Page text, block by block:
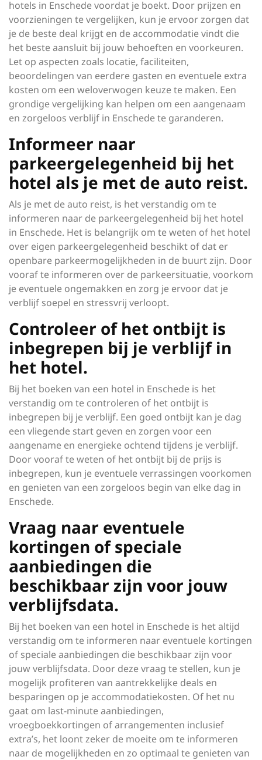
hotels in Enschede voordat je boekt. Door prijzen en
voorzieningen te vergelijken, kun je ervoor zorgen dat
je de beste deal krijgt en de accommodatie vindt die
het beste aansluit bij jouw behoeften en voorkeuren.
Let op aspecten zoals locatie, faciliteiten,
beoordelingen van eerdere gasten en eventuele extra
kosten om een weloverwogen keuze te maken. Een
grondige vergelijking kan helpen om een aangenaam
en zorgeloos verblijf in Enschede te garanderen.
Informeer naar
parkeergelegenheid bij het
hotel als je met de auto reist.
Als je met de auto reist, is het verstandig om te
informeren naar de parkeergelegenheid bij het hotel
in Enschede. Het is belangrijk om te weten of het hotel
over eigen parkeergelegenheid beschikt of dat er
openbare parkeermogelijkheden in de buurt zijn. Door
vooraf te informeren over de parkeersituatie, voorkom
je eventuele ongemakken en zorg je ervoor dat je
verblijf soepel en stressvrij verloopt.
Controleer of het ontbijt is
inbegrepen bij je verblijf in
het hotel.
Bij het boeken van een hotel in Enschede is het
verstandig om te controleren of het ontbijt is
inbegrepen bij je verblijf. Een goed ontbijt kan je dag
een vliegende start geven en zorgen voor een
aangename en energieke ochtend tijdens je verblijf.
Door vooraf te weten of het ontbijt bij de prijs is
inbegrepen, kun je eventuele verrassingen voorkomen
en genieten van een zorgeloos begin van elke dag in
Enschede.
Vraag naar eventuele
kortingen of speciale
aanbiedingen die
beschikbaar zijn voor jouw
verblijfsdata.
Bij het boeken van een hotel in Enschede is het altijd
verstandig om te informeren naar eventuele kortingen
of speciale aanbiedingen die beschikbaar zijn voor
jouw verblijfsdata. Door deze vraag te stellen, kun je
mogelijk profiteren van aantrekkelijke deals en
besparingen op je accommodatiekosten. Of het nu
gaat om last-minute aanbiedingen,
vroegboekkortingen of arrangementen inclusief
extra’s, het loont zeker de moeite om te informeren
naar de mogelijkheden en zo optimaal te genieten van